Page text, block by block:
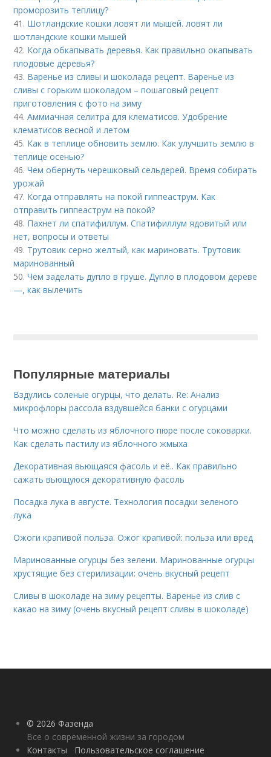
проморозить теплицу?
41. Шотландские кошки ловят ли мышей. ловят ли
шотландские кошки мышей
42. Когда обкапывать деревья. Как правильно окапывать
плодовые деревья?
43. Варенье из сливы и шоколада рецепт. Варенье из
сливы с горьким шоколадом – пошаговый рецепт
приготовления с фото на зиму
44.Аммиачная селитра для клематисов. Удобрение
клематисов весной и летом
45. Как в теплице обновить землю. Как улучшить землю в
теплице осенью?
46.Чем обернуть черешковый сельдерей. Время собирать
урожай
47. Когда отправлять на покой гиппеаструм. Как
отправить гиппеаструм на покой?
48. Пахнет ли спатифиллум. Спатифиллум ядовитый или
нет, вопросы и ответы
49. Трутовик серно желтый, как мариновать. Трутовик
маринованный
50.Чем заделать дупло в груше. Дупло в плодовом дереве
—, как вылечить
Популярные материалы
Вздулись соленые огурцы, что делать. Re: Анализ
микрофлоры рассола вздувшейся банки с огурцами
Что можно сделать из яблочного пюре после соковарки.
Как сделать пастилу из яблочного жмыха
Декоративная вьющаяся фасоль и её.. Как правильно
сажать вьющуюся декоративную фасоль
Посадка лука в августе. Технология посадки зеленого
лука
Ожоги крапивой польза. Ожог крапивой: польза или вред
Маринованные огурцы без зелени. Маринованные огурцы
хрустящие без стерилизации: очень вкусный рецепт
Сливы в шоколаде на зиму рецепты. Варенье из слив с
какао на зиму (очень вкусный рецепт сливы в шоколаде)
© 2026 Фазенда
Все о современной жизни за городом
Контакты
Пользовательское соглашение